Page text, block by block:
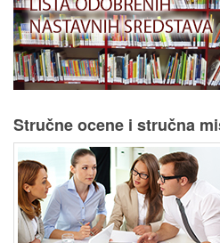
Stručne ocene i stručna